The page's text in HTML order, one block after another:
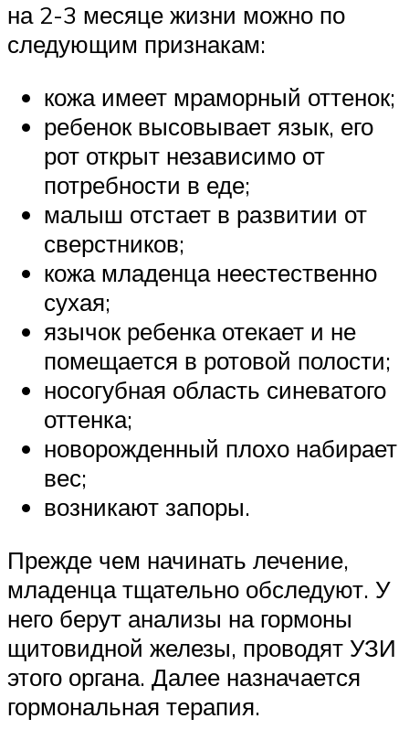
на 2-3 месяце жизни можно по
следующим признакам:
кожа имеет мраморный оттенок;
ребенок высовывает язык, его
рот открыт независимо от
потребности в еде;
малыш отстает в развитии от
сверстников;
кожа младенца неестественно
сухая;
язычок ребенка отекает и не
помещается в ротовой полости;
носогубная область синеватого
оттенка;
новорожденный плохо набирает
вес;
возникают запоры.
Прежде чем начинать лечение,
младенца тщательно обследуют. У
него берут анализы на гормоны
щитовидной железы, проводят УЗИ
этого органа. Далее назначается
гормональная терапия.